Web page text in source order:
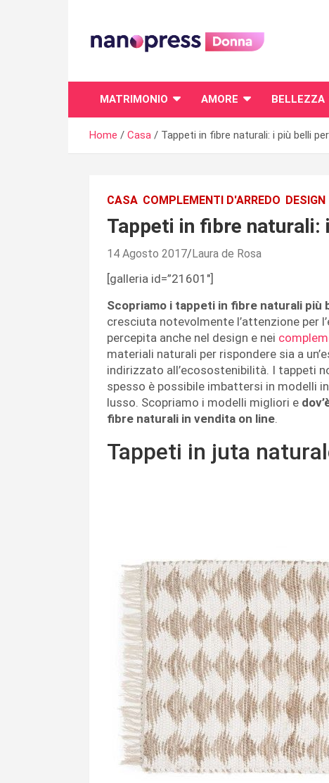
content
MATRIMONIO AMORE BELLEZZA
Home Casa Tappeti in fibre naturali: i più belli
CASA COMPLEMENTI D'ARREDO DESIGN
Tappeti in fibre naturali:
14 Agosto 2017 Laura de Rosa
[galleria id=”21601″]
Scopriamo i tappeti in fibre naturali più
cresciuta notevolmente l’attenzione per
percepita anche nel design e nei
materiali naturali per rispondere sia a
indirizzato all’ecosostenibilità. I tappeti
spesso è possibile imbattersi in modelli
lusso. Scopriamo i modelli migliori e
fibre naturali in vendita on line.
Tappeti in juta